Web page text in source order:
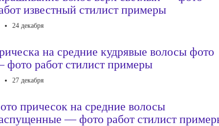
известный стилист примеры
24 декабря
на средние кудрявые волосы фото
работ стилист примеры
27 декабря
причесок на средние волосы
— фото работ стилист